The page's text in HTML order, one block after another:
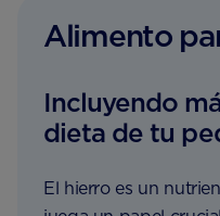
Alimento
Incluyendo
dieta de tu
El hierro es un